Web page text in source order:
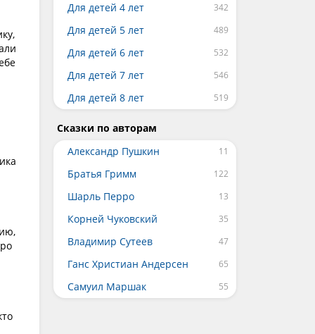
Для детей 4 лет
Для детей 5 лет
Для детей 6 лет
Для детей 7 лет
Для детей 8 лет
Сказки по авторам
Александр Пушкин
Братья Гримм
Шарль Перро
Корней Чуковский
Владимир Сутеев
Ганс Христиан Андерсен
Самуил Маршак